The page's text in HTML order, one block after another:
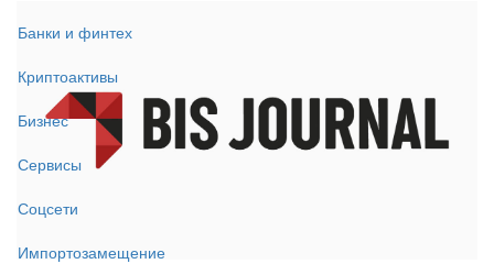
Банки и финтех
Криптоактивы
Бизнес
Сервисы
Соцсети
Импортозамещение